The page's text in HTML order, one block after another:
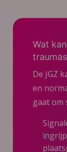
Wat
De JGZ
en
gaat om